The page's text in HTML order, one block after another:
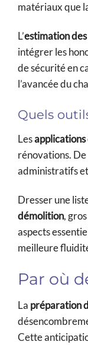
matériaux que
L’estimation
intégrer les
de sécurité en
l’avancée du
Quels
Les
rénovations.
administratifs
Dresser une
démolition,
aspects
meilleure
Par où
La préparation
Cette